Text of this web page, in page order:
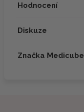
Hodnocení
Diskuze
Značka Medicube